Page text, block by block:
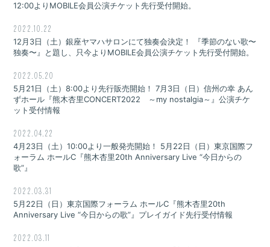
12:00よりMOBILE会員公演チケット先行受付開始。
2022.10.22
12月3日（土）銀座ヤマハサロンにて独奏会決定！ 『季節のない歌〜
独奏〜』と題し、只今よりMOBILE会員公演チケット先行受付開始。
2022.05.20
5月21日（土）8:00より先行販売開始！ 7月3日（日）信州の幸 あん
ずホール『熊木杏里CONCERT2022 ～my nostalgia～』公演チケ
ット受付情報
2022.04.22
4月23日（土）10:00より一般発売開始！ 5月22日（日）東京国際フ
ォーラム ホールC『熊木杏里20th Anniversary Live “今日からの
歌”』
2022.03.31
5月22日（日）東京国際フォーラム ホールC『熊木杏里20th
Anniversary Live “今日からの歌”』プレイガイド先行受付情報
2022.03.11